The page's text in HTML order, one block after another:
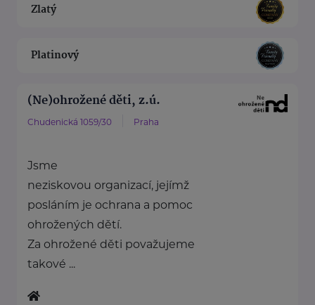
Zlatý
Platinový
(Ne)ohrožené děti, z.ú.
Chudenická 1059/30 Praha
Jsme
neziskovou organizací, jejímž
posláním je ochrana a pomoc
ohrožených dětí.
Za ohrožené děti považujeme
takové ...